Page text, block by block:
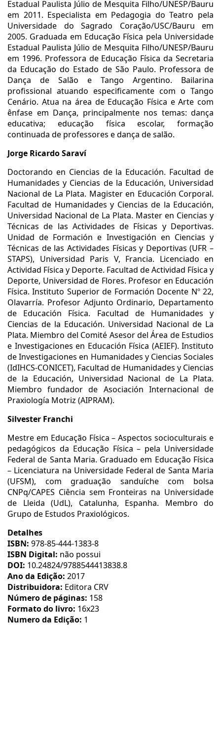
Estadual Paulista Júlio de Mesquita Filho/UNESP/Bauru
em 2011. Especialista em Pedagogia do Teatro pela
Universidade do Sagrado Coração/USC/Bauru em
2005. Graduada em Educação Física pela Universidade
Estadual Paulista Júlio de Mesquita Filho/UNESP/Bauru
em 1996. Professora de Educação Física da Secretaria
da Educação do Estado de São Paulo. Professora de
Dança de Salão e Tango Argentino. Bailarina
profissional atuando especificamente com o Tango
Cenário. Atua na área de Educação Física e Arte com
ênfase em Dança, principalmente nos temas: dança
educativa; educação física escolar, formação
continuada de professores e dança de salão.
Jorge Ricardo Saraví
Doctorando en Ciencias de la Educación. Facultad de
Humanidades y Ciencias de la Educación, Universidad
Nacional de La Plata. Magister en Educación Corporal.
Facultad de Humanidades y Ciencias de la Educación,
Universidad Nacional de La Plata. Master en Ciencias y
Técnicas de las Actividades de Físicas y Deportivas.
Unidad de Formación e Investigación en Ciencias y
Técnicas de las Actividades Físicas y Deportivas (UFR –
STAPS), Universidad Paris V, Francia. Licenciado en
Actividad Física y Deporte. Facultad de Actividad Física y
Deporte, Universidad de Flores. Profesor en Educación
Física. Instituto Superior de Formación Docente Nº 22,
Olavarría. Profesor Adjunto Ordinario, Departamento
de Educación Física. Facultad de Humanidades y
Ciencias de la Educación. Universidad Nacional de La
Plata. Miembro del Comité Asesor del Área de Estudios
e Investigaciones en Educación Física (AEIEF). Instituto
de Investigaciones en Humanidades y Ciencias Sociales
(IdIHCS-CONICET), Facultad de Humanidades y Ciencias
de la Educación, Universidad Nacional de La Plata.
Miembro fundador de Asociación Internacional de
Praxiología Motriz (AIPRAM).
Silvester Franchi
Mestre em Educação Física – Aspectos socioculturais e
pedagógicos da Educação Física – pela Universidade
Federal de Santa Maria. Graduado em Educação Física
– Licenciatura na Universidade Federal de Santa Maria
(UFSM), com graduação sanduíche com bolsa
CNPq/CAPES Ciência sem Fronteiras na Universidade
de Lleida (UdL), Catalunha, Espanha. Membro do
Grupo de Estudos Praxiológicos.
Detalhes
ISBN: 978-85-444-1383-8
ISBN Digital: não possui
DOI: 10.24824/9788544413838.8
Ano da Edição: 2017
Distribuidora: Editora CRV
Número de páginas: 158
Formato do livro: 16x23
Numero da Edição: 1